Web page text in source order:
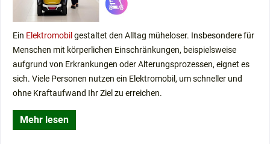
Ein Elektromobil gestaltet den Alltag müheloser. Insbesondere für
Menschen mit körperlichen Einschränkungen, beispielsweise
aufgrund von Erkrankungen oder Alterungsprozessen, eignet es
sich. Viele Personen nutzen ein Elektromobil, um schneller und
ohne Kraftaufwand Ihr Ziel zu erreichen.
Mehr lesen